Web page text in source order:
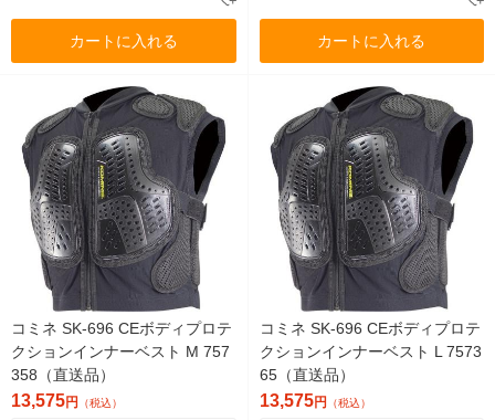
カートに入れる カートに入れる
コミネ SK-696 CEボディプロテ
クションインナーベスト M 757
358（直送品）
13,575円 （税込）
コミネ SK-696 CEボディプロテ
クションインナーベスト L 7573
65（直送品）
13,575円 （税込）